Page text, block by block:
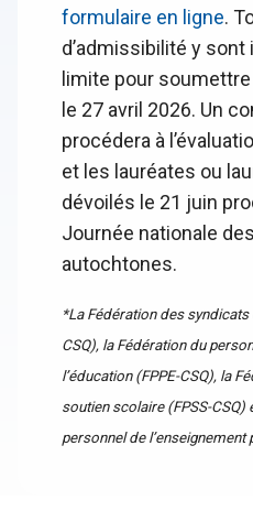
formulaire en ligne.
d’admissibilité y sont
limite pour
le 27 avril 2026. Un
procédera à
et les lauréates ou
dévoilés le 21 juin
Journée nationale
autochtones.
*La Fédération des syndicats
CSQ), la Fédération du
l’éducation (FPPE-CSQ), la
soutien scolaire (FPSS-CSQ)
personnel de l’enseignement